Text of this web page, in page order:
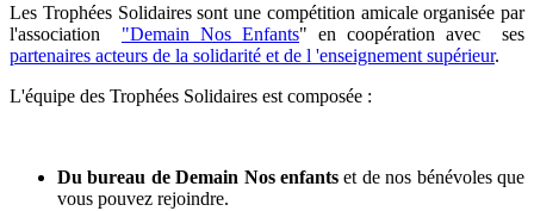
Les Trophées Solidaires sont une compétition amicale organisée par
l'association "Demain Nos Enfants" en coopération avec ses
partenaires acteurs de la solidarité et de l 'enseignement supérieur.
L'équipe des Trophées Solidaires est composée :
Du bureau de Demain Nos enfants et de nos bénévoles que
vous pouvez rejoindre.